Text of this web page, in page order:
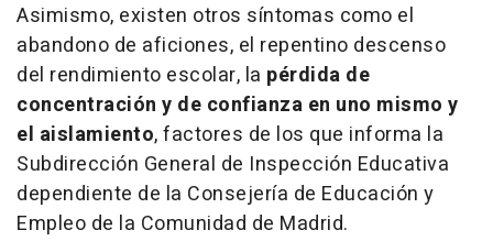
Asimismo, existen otros síntomas como el
abandono de aficiones, el repentino descenso
del rendimiento escolar, la pérdida de
concentración y de confianza en uno mismo y
el aislamiento, factores de los que informa la
Subdirección General de Inspección Educativa
dependiente de la Consejería de Educación y
Empleo de la Comunidad de Madrid.